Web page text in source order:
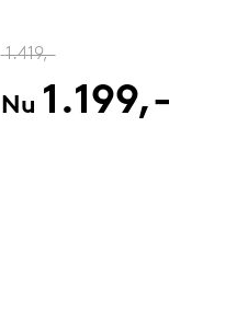
1.419,-
Nu 1.199,-